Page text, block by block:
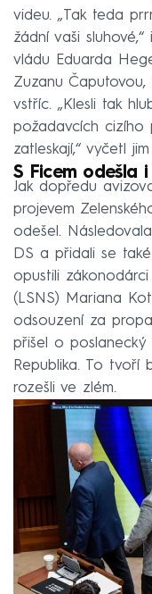
videu. „Tak teda
žádní vaši
vládu Eduarda
Zuzanu
vstříc. „Klesli tak
požadavcích cizího
zatleskají,“ vyčetl
S Ficem odešla
Jak dopředu
projevem
odešel.
DS a přidali se
opustili
(LSNS) Mariana
odsouzení za
přišel o
Republika. To tvoří
rozešli ve zlém.